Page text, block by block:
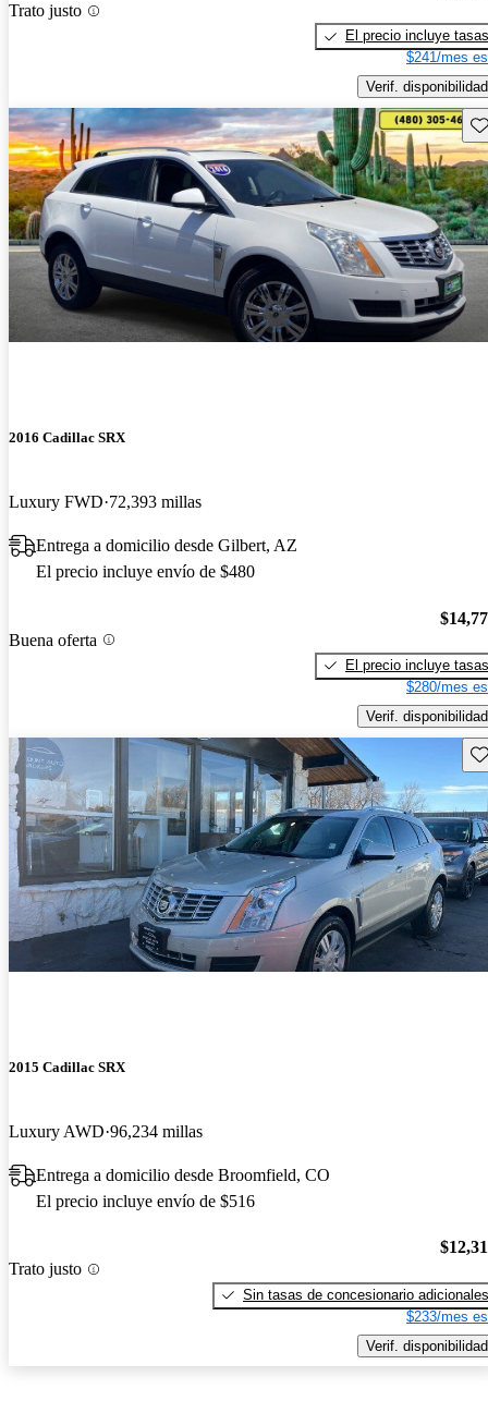
Trato justo
El precio incluye tasas
$241/mes
Verif. disponibilidad
2016 Cadillac SRX
Luxury FWD 72,393 millas
Entrega a domicilio desde Gilbert, AZ
El precio incluye envío de $480
Buena oferta
El precio incluye tasas
$280/mes
Verif. disponibilidad
2015 Cadillac SRX
Luxury AWD 96,234 millas
Entrega a domicilio desde Broomfield, CO
El precio incluye envío de $516
Trato justo
Sin tasas de concesionario adicionales
$233/mes
Verif. disponibilidad